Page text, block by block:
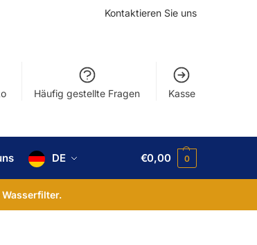
Kontaktieren Sie uns
Häufig gestellte Fragen Kasse
DE €0,00 0